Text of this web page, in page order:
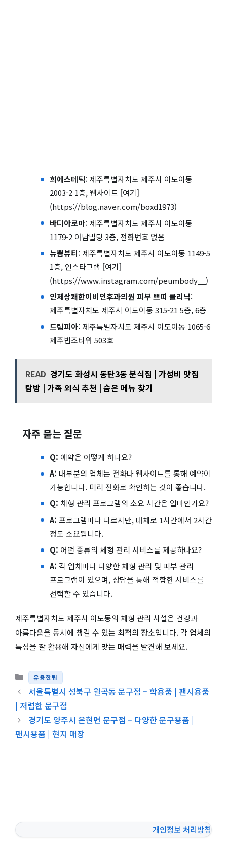
희에스테틱: 제주특별자치도 제주시 이도이동
2003-2 1층, 웹사이트 [여기]
(https://blog.naver.com/boxd1973)
바디아로마: 제주특별자치도 제주시 이도이동
1179-2 아남빌딩 3층, 전화번호 없음
뉴쁨뷰티: 제주특별자치도 제주시 이도이동 1149-5
1층, 인스타그램 [여기]
(https://www.instagram.com/peumbody__)
인제상쾌한이비인후과의원 피부 쁘띠 클리닉:
제주특별자치도 제주시 이도이동 315-21 5층, 6층
드림피아: 제주특별자치도 제주시 이도이동 1065-6
제주법조타워 503호
READ 경기도 화성시 동탄3동 분식집 | 가성비 맛집
탐방 | 가족 외식 추천 | 숨은 메뉴 찾기
자주 묻는 질문
Q: 예약은 어떻게 하나요?
A: 대부분의 업체는 전화나 웹사이트를 통해 예약이
가능합니다. 미리 전화로 확인하는 것이 좋습니다.
Q: 체형 관리 프로그램의 소요 시간은 얼마인가요?
A: 프로그램마다 다르지만, 대체로 1시간에서 2시간
정도 소요됩니다.
Q: 어떤 종류의 체형 관리 서비스를 제공하나요?
A: 각 업체마다 다양한 체형 관리 및 피부 관리
프로그램이 있으며, 상담을 통해 적합한 서비스를
선택할 수 있습니다.
제주특별자치도 제주시 이도동의 체형 관리 시설은 건강과
아름다움을 동시에 챙길 수 있는 최적의 장소입니다. 각 업체의
특성을 잘 활용해 자신에게 맞는 매력을 발견해 보세요.
카테고리
유용한팁
서울특별시 성북구 월곡동 문구점 – 학용품 | 팬시용품
| 저렴한 문구점
경기도 양주시 은현면 문구점 – 다양한 문구용품 |
팬시용품 | 현지 매장
개인정보 처리방침